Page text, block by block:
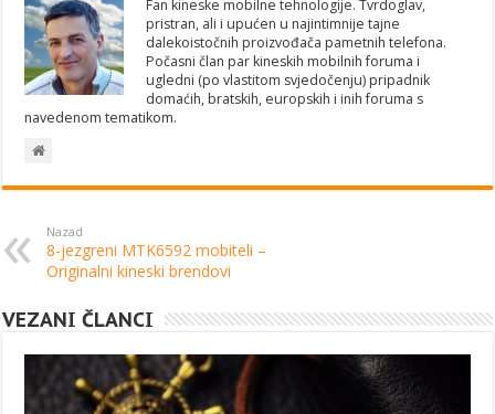
Fan kineske mobilne tehnologije. Tvrdoglav,
pristran, ali i upućen u najintimnije tajne
dalekoistočnih proizvođača pametnih telefona.
Počasni član par kineskih mobilnih foruma i
ugledni (po vlastitom svjedočenju) pripadnik
domaćih, bratskih, europskih i inih foruma s
navedenom tematikom.
Nazad
8-jezgreni MTK6592 mobiteli –
Originalni kineski brendovi
VEZANI ČLANCI